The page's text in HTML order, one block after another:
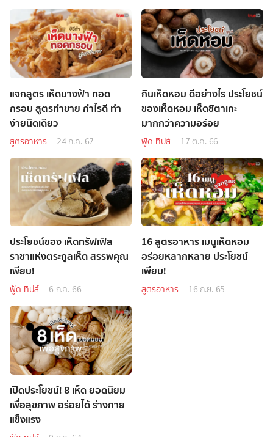
แจกสูตร เห็ดนางฟ้า ทอด
กรอบ สูตรทำขาย กำไรดี ทำ
ง่ายนิดเดียว
สูตรอาหาร 24 ก.ค. 67
กินเห็ดหอม ดีอย่างไร ประโยชน์
ของเห็ดหอม เห็ดชิตาเกะ
มากกว่าความอร่อย
ฟู้ด ทิปส์ 17 ต.ค. 66
ประโยชน์ของ เห็ดทรัฟเฟิล
ราชาแห่งตระกูลเห็ด สรรพคุณ
เพียบ!
ฟู้ด ทิปส์ 6 ก.ค. 66
16 สูตรอาหาร เมนูเห็ดหอม
อร่อยหลากหลาย ประโยชน์
เพียบ!
สูตรอาหาร 16 ก.ย. 65
เปิดประโยชน์! 8 เห็ด ยอดนิยม
เพื่อสุขภาพ อร่อยได้ ร่างกาย
แข็งแรง